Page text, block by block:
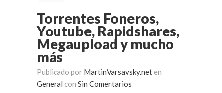
Torrentes Foneros,
Youtube, Rapidshares,
Megaupload y mucho
más
Publicado por MartinVarsavsky.net en
General con Sin Comentarios